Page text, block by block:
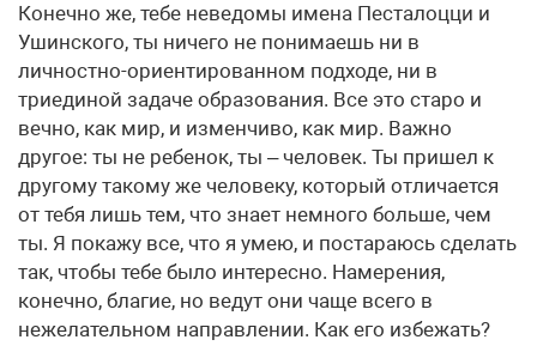
Конечно же, тебе неведомы имена Песталоцци и
Ушинского, ты ничего не понимаешь ни в
личностно-ориентированном подходе, ни в
триединой задаче образования. Все это старо и
вечно, как мир, и изменчиво, как мир. Важно
другое: ты не ребенок, ты – человек. Ты пришел к
другому такому же человеку, который отличается
от тебя лишь тем, что знает немного больше, чем
ты. Я покажу все, что я умею, и постараюсь сделать
так, чтобы тебе было интересно. Намерения,
конечно, благие, но ведут они чаще всего в
нежелательном направлении. Как его избежать?